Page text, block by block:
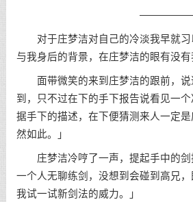
对于庄梦洁对自己的冷淡我早就习
与我身后的背景，在庄梦洁的眼有没有
面带微笑的来到庄梦洁的跟前，说
到，只不过在下的手下报告说看见一
据手下的描述，在下便猜测来人一定
然如此。」
庄梦洁冷哼了一声，提起手中的剑
一个人无聊练剑，没想到会碰到高兄
我试一试新剑法的威力。」